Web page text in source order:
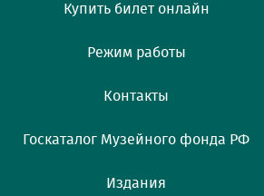
Купить билет онлайн
Режим работы
Контакты
Госкаталог Музейного фонда РФ
Издания